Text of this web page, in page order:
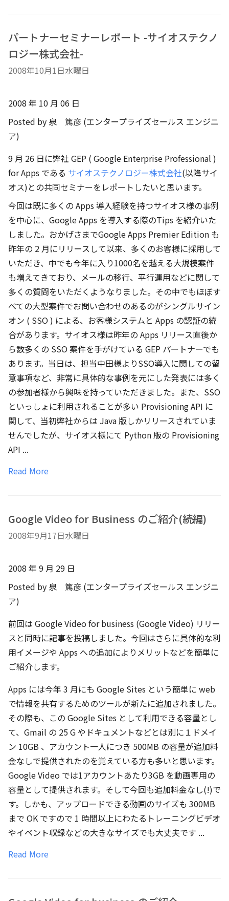
パートナーセミナーレポート -サイオステクノ
ロジー株式会社-
2008年10月1日水曜日
2008 年 10 月 06 日
Posted by 泉 篤彦 (エンタープライズセールス エンジニ
ア)
9 月 26 日に弊社 GEP ( Google Enterprise Professional )
for Apps である サイオステクノロジー株式会社(以降サイ
オス)との共同セミナーをレポートしたいと思います。
今回は既に多くの Apps 導入経験を持つサイオス様の事例
を中心に、Google Apps を導入する際のTips を紹介いた
しました。おかげさまでGoogle Apps Premier Edition も
昨年の 2 月にリリースして以来、多くのお客様に採用して
いただき、中でも今年に入り1000名を越える大規模案件
も増えてきており、メールの移行、平行運用などに関して
多くの質問をいただくようなりました。その中でもほぼす
べての大型案件でお問い合わせのあるのがシングルサイン
オン ( SSO ) による、お客様システムと Apps の認証の統
合があります。サイオス様は昨年の Apps リリース直後か
ら数多くの SSO 案件を手がけている GEP パートナーでも
あります。当日は、担当中田様よりSSO導入に関しての留
意事項など、非常に具体的な事例を元にした発表には多く
の参加者様から興味を持っていただきました。また、SSO
といっしょに利用されることが多い Provisioning API に
関して、当初弊社からは Java 版しかリリースされていま
せんでしたが、サイオス様にて Python 版の Provisioning
API ...
Read More
Google Video for Business のご紹介(続編)
2008年9月17日水曜日
2008 年 9 月 29 日
Posted by 泉 篤彦 (エンタープライズセールス エンジニ
ア)
前回は Google Video for business (Google Video) リリー
スと同時に記事を投稿しました。今回はさらに具体的な利
用イメージや Apps への追加によりメリットなどを簡単に
ご紹介します。
Apps には今年 3 月にも Google Sites という簡単に web
で情報を共有するためのツールが新たに追加されました。
その際も、この Google Sites として利用できる容量とし
て、Gmail の 25 G やドキュメントなどとは別に１ドメイ
ン 10GB 、アカウント一人につき 500MB の容量が追加料
金なしで提供されたのを覚えている方も多いと思います。
Google Video では1アカウントあたり3GB を動画専用の
容量として提供されます。そして今回も追加料金なし(!)で
す。しかも、アップロードできる動画のサイズも 300MB
まで OK ですので 1 時間以上にわたるトレーニングビデオ
やイベント収録などの大きなサイズでも大丈夫です ...
Read More